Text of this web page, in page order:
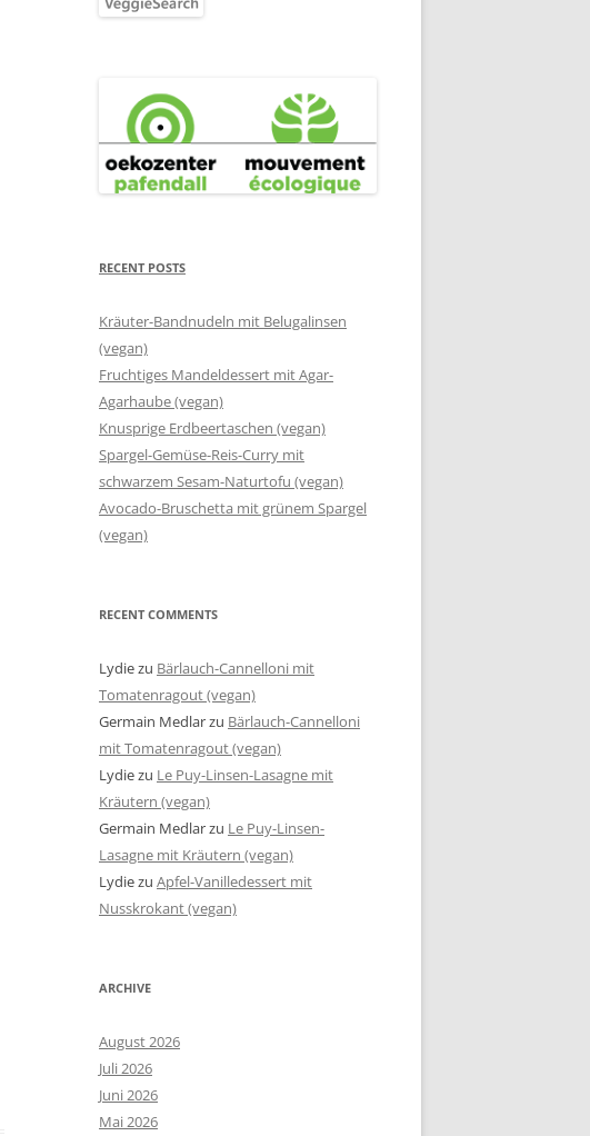
RECENT POSTS
Kräuter-Bandnudeln mit Belugalinsen
(vegan)
Fruchtiges Mandeldessert mit Agar-
Agarhaube (vegan)
Knusprige Erdbeertaschen (vegan)
Spargel-Gemüse-Reis-Curry mit
schwarzem Sesam-Naturtofu (vegan)
Avocado-Bruschetta mit grünem Spargel
(vegan)
RECENT COMMENTS
Lydiezu Bärlauch-Cannelloni mit
Tomatenragout (vegan)
Germain Medlarzu Bärlauch-Cannelloni
mit Tomatenragout (vegan)
Lydiezu Le Puy-Linsen-Lasagne mit
Kräutern (vegan)
Germain Medlarzu Le Puy-Linsen-
Lasagne mit Kräutern (vegan)
Lydiezu Apfel-Vanilledessert mit
Nusskrokant (vegan)
ARCHIVE
August 2026
Juli 2026
Juni 2026
Mai 2026